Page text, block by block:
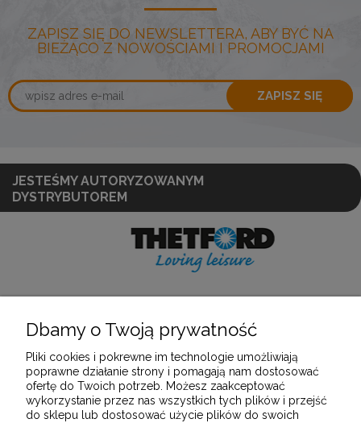
ZAPISZ SIĘ DO NEWSLETTERA, ABY BYĆ NA
BIEŻĄCO Z NOWOŚCIAMI I PROMOCJAMI
ZAPISZ SIĘ
JESTEŚMY AUTORYZOWANYM
DYSTRYBUTOREM
POMOC
MOJE KONTO
Dbamy o Twoją prywatność
Pliki cookies i pokrewne im technologie umożliwiają
poprawne działanie strony i pomagają nam dostosować
ofertę do Twoich potrzeb. Możesz zaakceptować
wykorzystanie przez nas wszystkich tych plików i przejść
do sklepu lub dostosować użycie plików do swoich